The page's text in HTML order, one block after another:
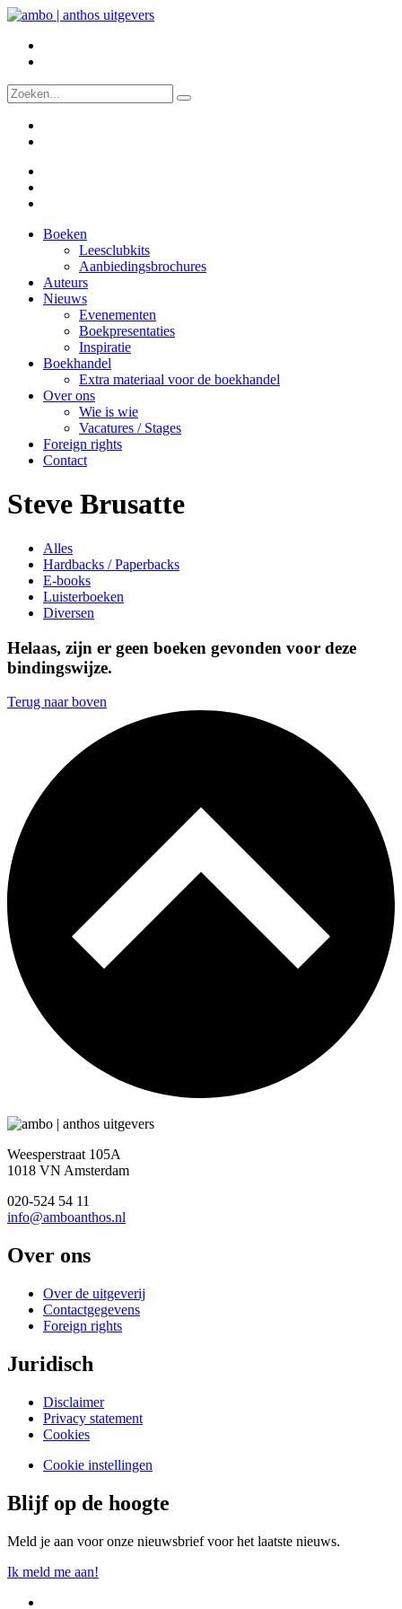
Boeken
Leesclubkits
Aanbiedingsbrochures
Auteurs
Nieuws
Evenementen
Boekpresentaties
Inspiratie
Boekhandel
Extra materiaal voor de boekhandel
Over ons
Wie is wie
Vacatures / Stages
Foreign rights
Contact
Steve Brusatte
Alles
Hardbacks / Paperbacks
E-books
Luisterboeken
Diversen
Helaas, zijn er geen boeken gevonden voor deze
bindingswijze.
Terug naar boven
Weesperstraat 105A
1018 VN Amsterdam
020-524 54 11
info@amboanthos.nl
Over ons
Over de uitgeverij
Contactgegevens
Foreign rights
Juridisch
Disclaimer
Privacy statement
Cookies
Cookie instellingen
Blijf op de hoogte
Meld je aan voor onze nieuwsbrief voor het laatste nieuws.
Ik meld me aan!